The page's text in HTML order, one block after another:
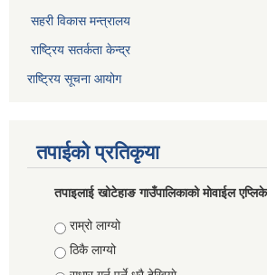
सहरी विकास मन्त्रालय
राष्ट्रिय सतर्कता केन्द्र
राष्ट्रिय सूचना आयोग
तपाईको प्रतिकृया
तपाइलाई खोटेहाङ गाउँपालिकाको माेवाईल
Choices
राम्रो लाग्यो
ठिकै लाग्यो